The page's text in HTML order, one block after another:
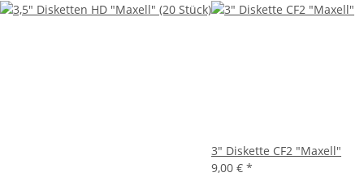
3" Diskette CF2 "Maxell"
9,00 € *